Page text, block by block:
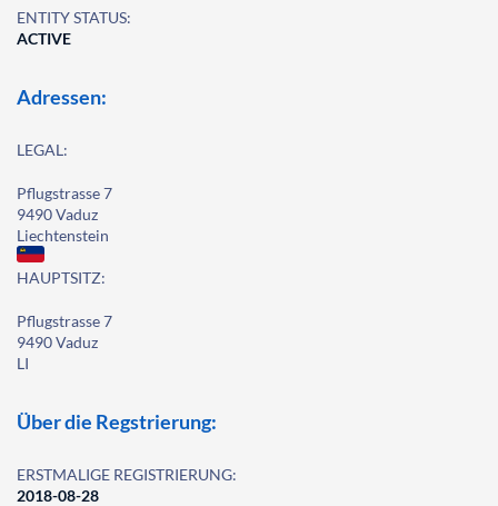
ENTITY STATUS:
ACTIVE
Adressen:
LEGAL:
Pflugstrasse 7
9490 Vaduz
Liechtenstein
HAUPTSITZ:
Pflugstrasse 7
9490 Vaduz
LI
Über die Regstrierung:
ERSTMALIGE REGISTRIERUNG:
2018-08-28